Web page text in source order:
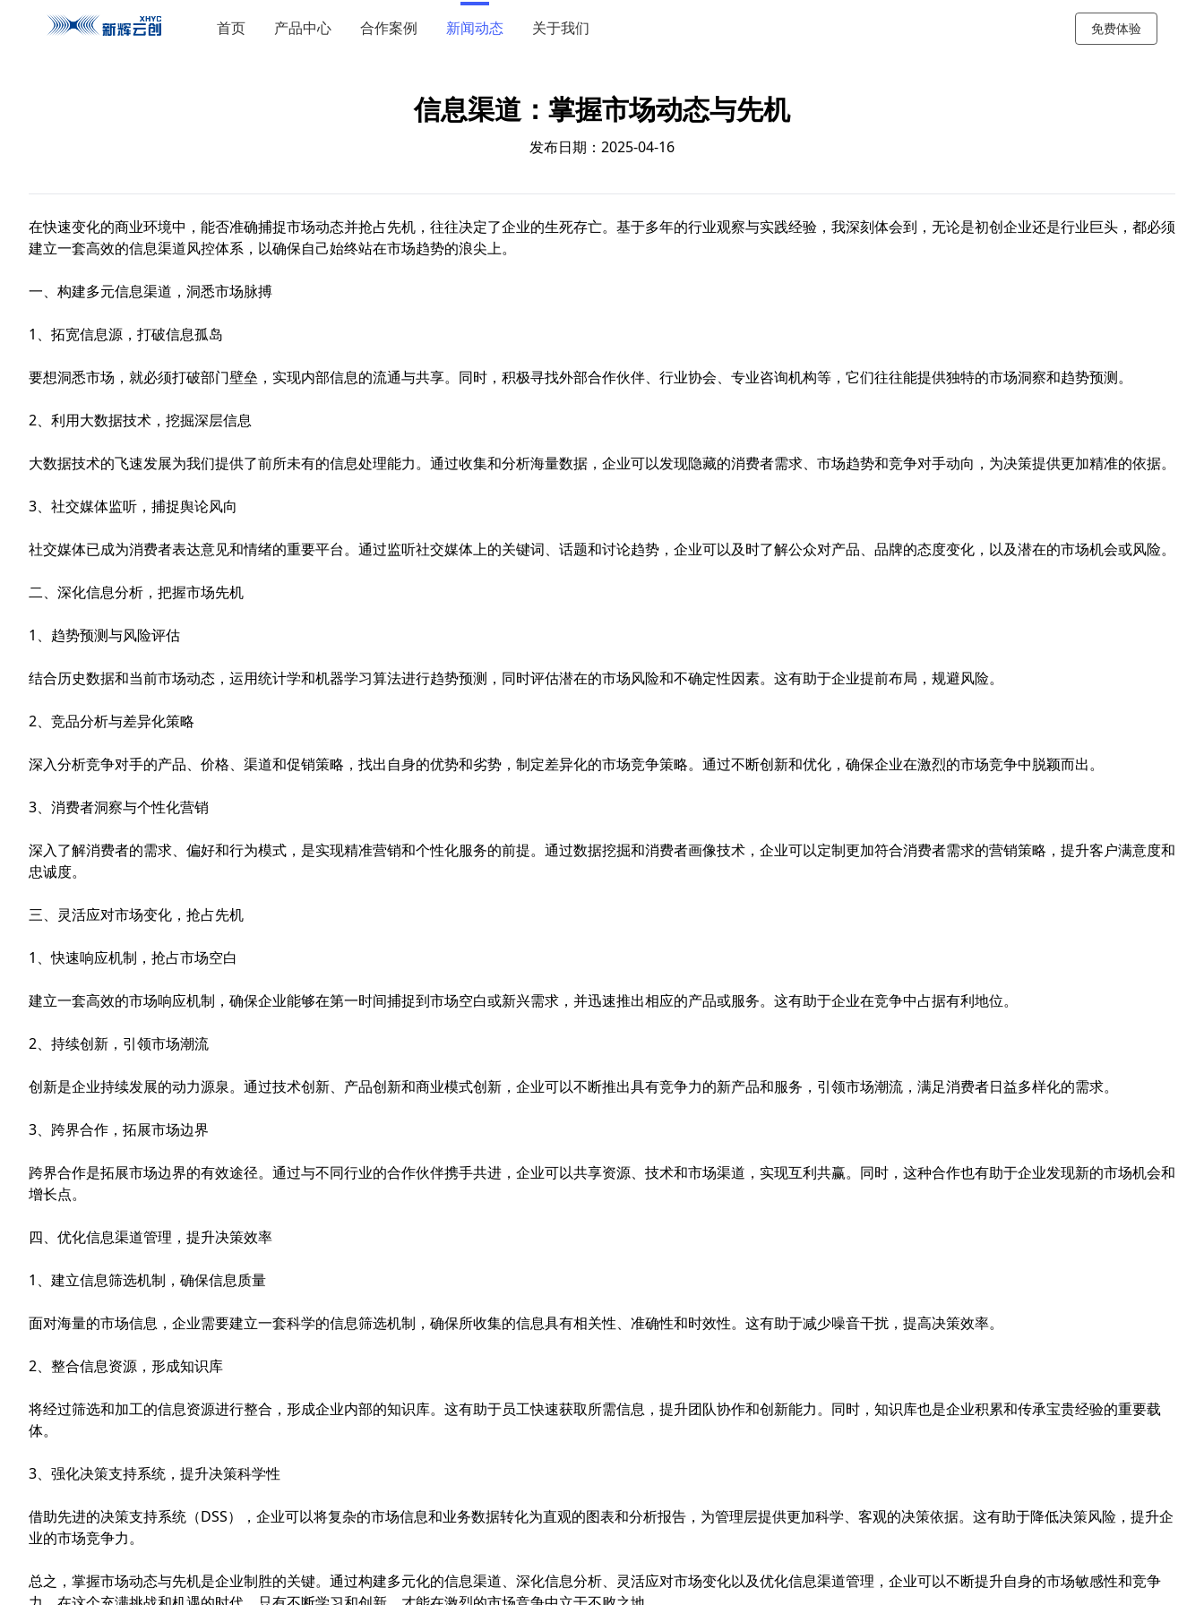
首页 产品中心 合作案例 新闻动态 关于我们 免费体验
信息渠道：掌握市场动态与先机
发布日期：2025-04-16
在快速变化的商业环境中，能否准确捕捉市场动态并抢占先机，往往决定了企业的生死存亡。基于多年的行业观察与实践经验，我深刻体会到，无论是初创企业还是行业巨头，都必须
建立一套高效的信息渠道风控体系，以确保自己始终站在市场趋势的浪尖上。
一、构建多元信息渠道，洞悉市场脉搏
1、拓宽信息源，打破信息孤岛
要想洞悉市场，就必须打破部门壁垒，实现内部信息的流通与共享。同时，积极寻找外部合作伙伴、行业协会、专业咨询机构等，它们往往能提供独特的市场洞察和趋势预测。
2、利用大数据技术，挖掘深层信息
大数据技术的飞速发展为我们提供了前所未有的信息处理能力。通过收集和分析海量数据，企业可以发现隐藏的消费者需求、市场趋势和竞争对手动向，为决策提供更加精准的依据。
3、社交媒体监听，捕捉舆论风向
社交媒体已成为消费者表达意见和情绪的重要平台。通过监听社交媒体上的关键词、话题和讨论趋势，企业可以及时了解公众对产品、品牌的态度变化，以及潜在的市场机会或风险。
二、深化信息分析，把握市场先机
1、趋势预测与风险评估
结合历史数据和当前市场动态，运用统计学和机器学习算法进行趋势预测，同时评估潜在的市场风险和不确定性因素。这有助于企业提前布局，规避风险。
2、竞品分析与差异化策略
深入分析竞争对手的产品、价格、渠道和促销策略，找出自身的优势和劣势，制定差异化的市场竞争策略。通过不断创新和优化，确保企业在激烈的市场竞争中脱颖而出。
3、消费者洞察与个性化营销
深入了解消费者的需求、偏好和行为模式，是实现精准营销和个性化服务的前提。通过数据挖掘和消费者画像技术，企业可以定制更加符合消费者需求的营销策略，提升客户满意度和
忠诚度。
三、灵活应对市场变化，抢占先机
1、快速响应机制，抢占市场空白
建立一套高效的市场响应机制，确保企业能够在第一时间捕捉到市场空白或新兴需求，并迅速推出相应的产品或服务。这有助于企业在竞争中占据有利地位。
2、持续创新，引领市场潮流
创新是企业持续发展的动力源泉。通过技术创新、产品创新和商业模式创新，企业可以不断推出具有竞争力的新产品和服务，引领市场潮流，满足消费者日益多样化的需求。
3、跨界合作，拓展市场边界
跨界合作是拓展市场边界的有效途径。通过与不同行业的合作伙伴携手共进，企业可以共享资源、技术和市场渠道，实现互利共赢。同时，这种合作也有助于企业发现新的市场机会和
增长点。
四、优化信息渠道管理，提升决策效率
1、建立信息筛选机制，确保信息质量
面对海量的市场信息，企业需要建立一套科学的信息筛选机制，确保所收集的信息具有相关性、准确性和时效性。这有助于减少噪音干扰，提高决策效率。
2、整合信息资源，形成知识库
将经过筛选和加工的信息资源进行整合，形成企业内部的知识库。这有助于员工快速获取所需信息，提升团队协作和创新能力。同时，知识库也是企业积累和传承宝贵经验的重要载
体。
3、强化决策支持系统，提升决策科学性
借助先进的决策支持系统（DSS），企业可以将复杂的市场信息和业务数据转化为直观的图表和分析报告，为管理层提供更加科学、客观的决策依据。这有助于降低决策风险，提升企
业的市场竞争力。
总之，掌握市场动态与先机是企业制胜的关键。通过构建多元化的信息渠道、深化信息分析、灵活应对市场变化以及优化信息渠道管理，企业可以不断提升自身的市场敏感性和竞争